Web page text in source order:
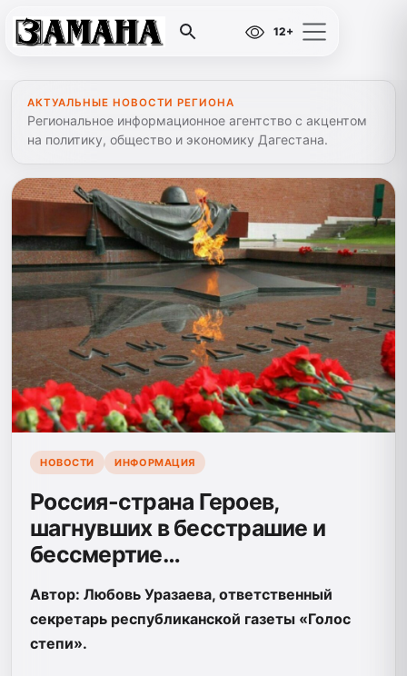
12+
АКТУАЛЬНЫЕ НОВОСТИ РЕГИОНА
Региональное информационное агентство с акцентом
на политику, общество и экономику Дагестана.
НОВОСТИ ИНФОРМАЦИЯ
Россия-страна Героев,
шагнувших в бесстрашие и
бессмертие…
Автор: Любовь Уразаева, ответственный
секретарь республиканской газеты «Голос
степи».